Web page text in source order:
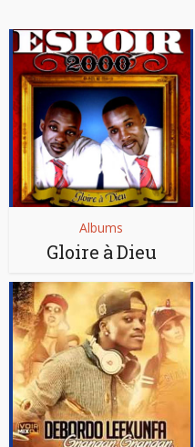
Albums
Gloire à Dieu